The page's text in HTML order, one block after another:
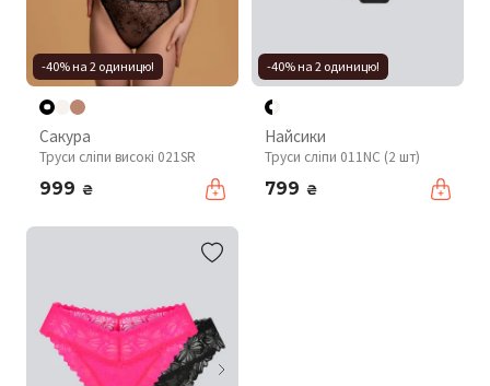
-40% на 2 одиницю!
Сакура
Труси сліпи високі 021SR
999 ₴
-40% на 2 одиницю!
Найсики
Труси сліпи 011NC (2 шт)
799 ₴